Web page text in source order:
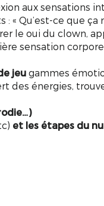
aux sensations
« Qu’est-ce que ça
le oui du clown,
sensation
jeu gammes
des énergies,
et les étapes du